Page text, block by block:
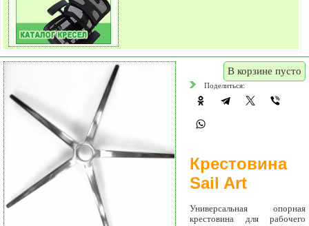
В корзине пусто
Поделиться:
Крестовина
Sail Art
Универсальная опорная
крестовина для рабочего